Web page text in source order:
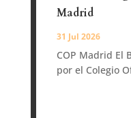
Madrid
31 Jul 2026
COP Madrid El
por el Colegio